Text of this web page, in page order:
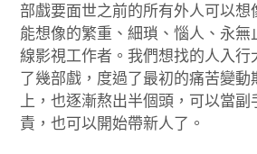
部戲要面世之前的所有外人可以想
能想像的繁重、細瑣、惱人、永無
線影視工作者。我們想找的人入行
了幾部戲，度過了最初的痛苦變動
上，也逐漸熬出半個頭，可以當副
責，也可以開始帶新人了。